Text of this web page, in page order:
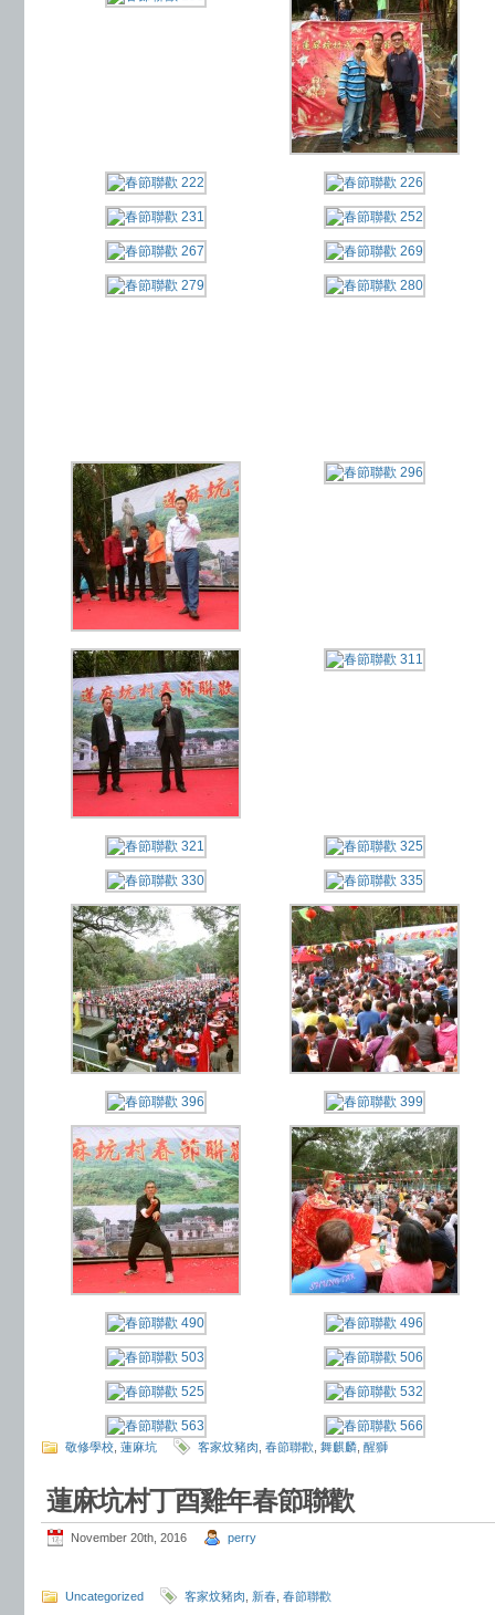
敬修學校 蓮麻坑 客家炆豬肉 春節聯歡 舞麒麟 醒獅
蓮麻坑村丁酉雞年春節聯歡
November 20th, 2016 perry
Uncategorized 客家炆豬肉 新春 春節聯歡